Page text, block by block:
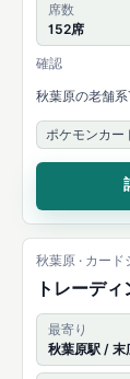
席数
152席
確認
秋葉原の老舗
ュエルスペー
ポケモンカー
秋葉原 · カード
トレーデ
最寄り
秋葉原駅 / 末